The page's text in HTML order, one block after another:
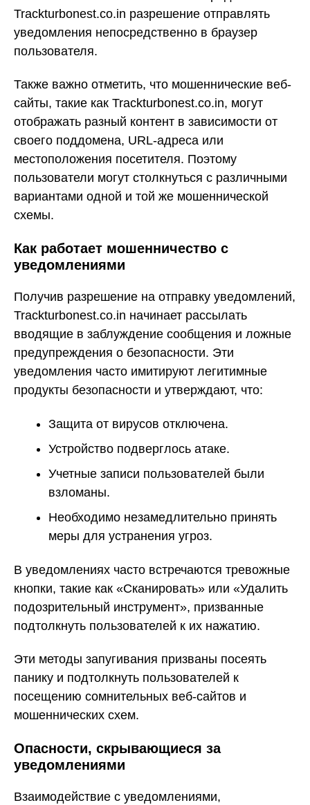
Trackturbonest.co.in разрешение отправлять
уведомления непосредственно в браузер
пользователя.
Также важно отметить, что мошеннические веб-
сайты, такие как Trackturbonest.co.in, могут
отображать разный контент в зависимости от
своего поддомена, URL-адреса или
местоположения посетителя. Поэтому
пользователи могут столкнуться с различными
вариантами одной и той же мошеннической
схемы.
Как работает мошенничество с
уведомлениями
Получив разрешение на отправку уведомлений,
Trackturbonest.co.in начинает рассылать
вводящие в заблуждение сообщения и ложные
предупреждения о безопасности. Эти
уведомления часто имитируют легитимные
продукты безопасности и утверждают, что:
Защита от вирусов отключена.
Устройство подверглось атаке.
Учетные записи пользователей были
взломаны.
Необходимо незамедлительно принять
меры для устранения угроз.
В уведомлениях часто встречаются тревожные
кнопки, такие как «Сканировать» или «Удалить
подозрительный инструмент», призванные
подтолкнуть пользователей к их нажатию.
Эти методы запугивания призваны посеять
панику и подтолкнуть пользователей к
посещению сомнительных веб-сайтов и
мошеннических схем.
Опасности, скрывающиеся за
уведомлениями
Взаимодействие с уведомлениями,